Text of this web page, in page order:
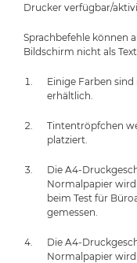
Drucker verfügbar/
Sprachbefehle können
Bildschirm nicht als
Einige Farben
erhältlich.
Tintentröpfchen
platziert.
Die A4-
Normalpapier
beim Test für
gemessen.
Die A4-
Normalpapier